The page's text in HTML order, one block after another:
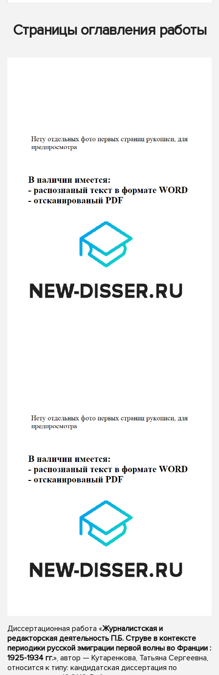
Страницы оглавления работы
Диссертационная работа «Журналистская и
редакторская деятельность П.Б. Струве в контексте
периодики русской эмиграции первой волны во Франции :
1925-1934 гг.», автор — Кутаренкова, Татьяна Сергеевна,
относится к типу: кандидатская диссертация по